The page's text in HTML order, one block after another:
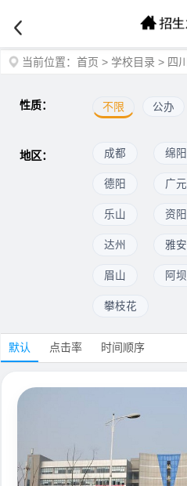
当前位置： 首页 > 学校目录 > 四川
性质： 不限 公办
地区： 成都 绵阳
德阳 广元
乐山 资阳
达州 雅安
眉山 阿坝
攀枝花
默认 点击率 时间顺序